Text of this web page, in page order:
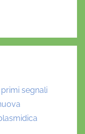
segnali